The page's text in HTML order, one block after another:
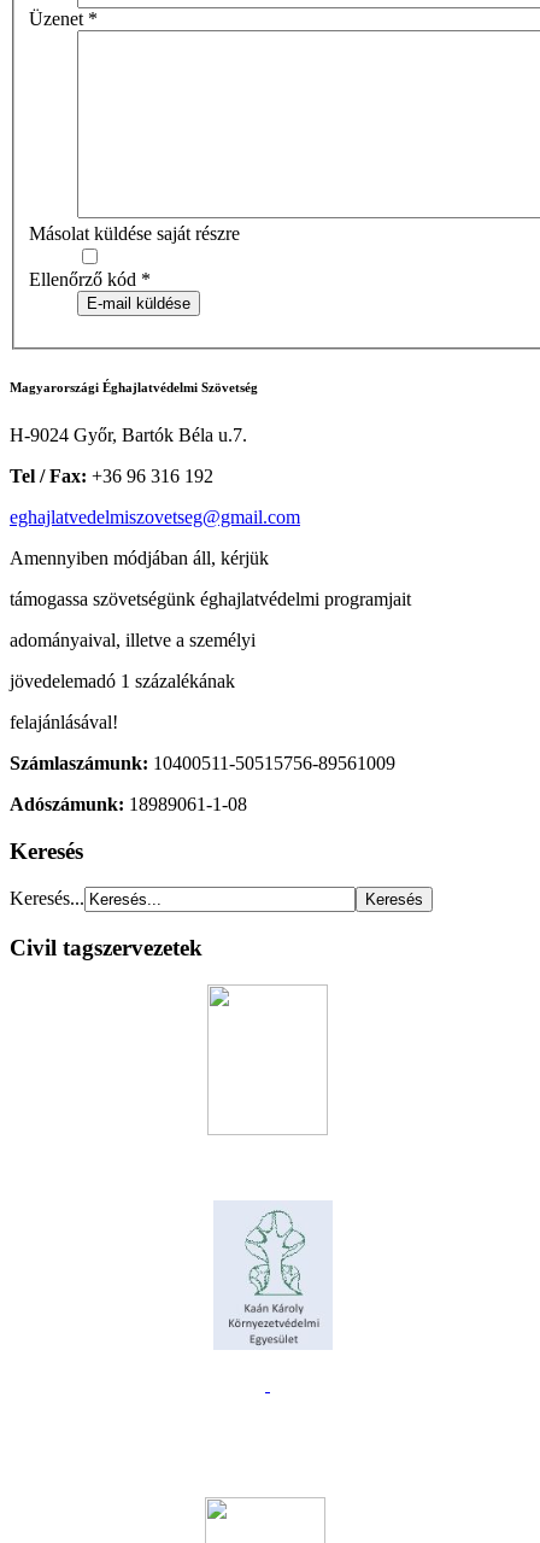
Üzenet *
Másolat küldése saját részre
Ellenőrző kód *
E-mail küldése
Magyarországi Éghajlatvédelmi Szövetség
H-9024 Győr, Bartók Béla u.7.
Tel / Fax: +36 96 316 192
eghajlatvedelmiszovetseg@gmail.com
Amennyiben módjában áll, kérjük
támogassa szövetségünk éghajlatvédelmi programjait
adományaival, illetve a személyi
jövedelemadó 1 százalékának
felajánlásával!
Számlaszámunk: 10400511-50515756-89561009
Adószámunk: 18989061-1-08
Keresés
Keresés...
Civil tagszervezetek